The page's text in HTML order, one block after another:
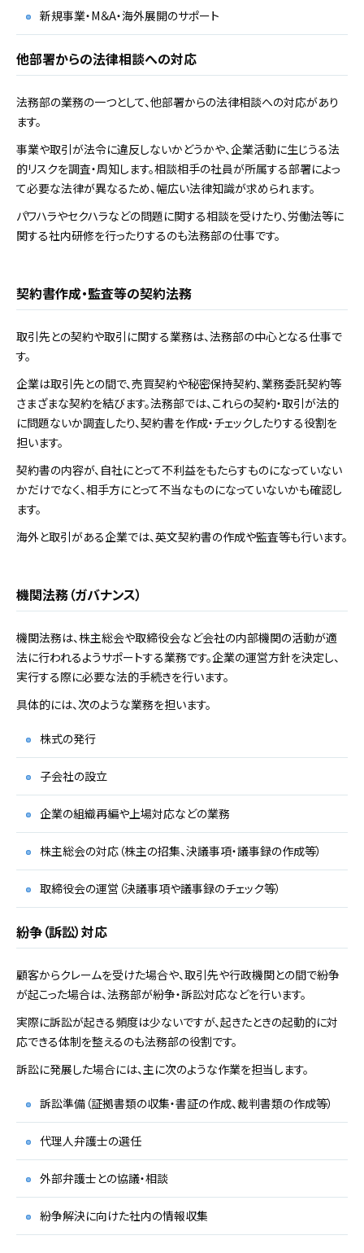
新規事業・M＆A・海外展開のサポート
他部署からの法律相談への対応
法務部の業務の一つとして、他部署からの法律相談への対応があり
ます。
事業や取引が法令に違反しないかどうかや、企業活動に生じうる法
的リスクを調査・周知します。相談相手の社員が所属する部署によっ
て必要な法律が異なるため、幅広い法律知識が求められます。
パワハラやセクハラなどの問題に関する相談を受けたり、労働法等に
関する社内研修を行ったりするのも法務部の仕事です。
契約書作成・監査等の契約法務
取引先との契約や取引に関する業務は、法務部の中心となる仕事で
す。
企業は取引先との間で、売買契約や秘密保持契約、業務委託契約等
さまざまな契約を結びます。法務部では、これらの契約・取引が法的
に問題ないか調査したり、契約書を作成・チェックしたりする役割を
担います。
契約書の内容が、自社にとって不利益をもたらすものになっていない
かだけでなく、相手方にとって不当なものになっていないかも確認し
ます。
海外と取引がある企業では、英文契約書の作成や監査等も行います。
機関法務（ガバナンス）
機関法務は、株主総会や取締役会など会社の内部機関の活動が適
法に行われるようサポートする業務です。企業の運営方針を決定し、
実行する際に必要な法的手続きを行います。
具体的には、次のような業務を担います。
株式の発行
子会社の設立
企業の組織再編や上場対応などの業務
株主総会の対応（株主の招集、決議事項・議事録の作成等）
取締役会の運営（決議事項や議事録のチェック等）
紛争（訴訟）対応
顧客からクレームを受けた場合や、取引先や行政機関との間で紛争
が起こった場合は、法務部が紛争・訴訟対応などを行います。
実際に訴訟が起きる頻度は少ないですが、起きたときの起動的に対
応できる体制を整えるのも法務部の役割です。
訴訟に発展した場合には、主に次のような作業を担当します。
訴訟準備（証拠書類の収集・書証の作成、裁判書類の作成等）
代理人弁護士の選任
外部弁護士との協議・相談
紛争解決に向けた社内の情報収集